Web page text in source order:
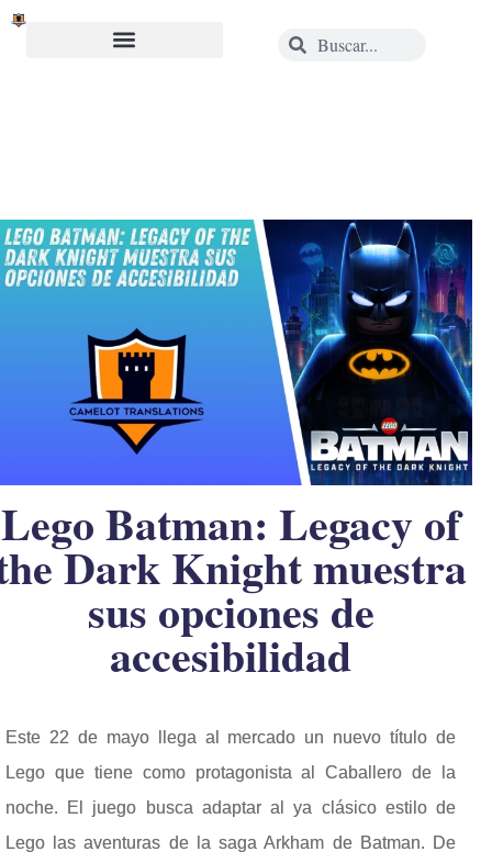
Lego Batman: Legacy of
Dark Knight muestra
sus opciones de
accesibilidad
Este 22 de mayo llega al mercado un nuevo título de
Lego que tiene como protagonista al Caballero de la
noche. El juego busca adaptar al ya clásico estilo de
Lego las aventuras de la saga Arkham de Batman. De